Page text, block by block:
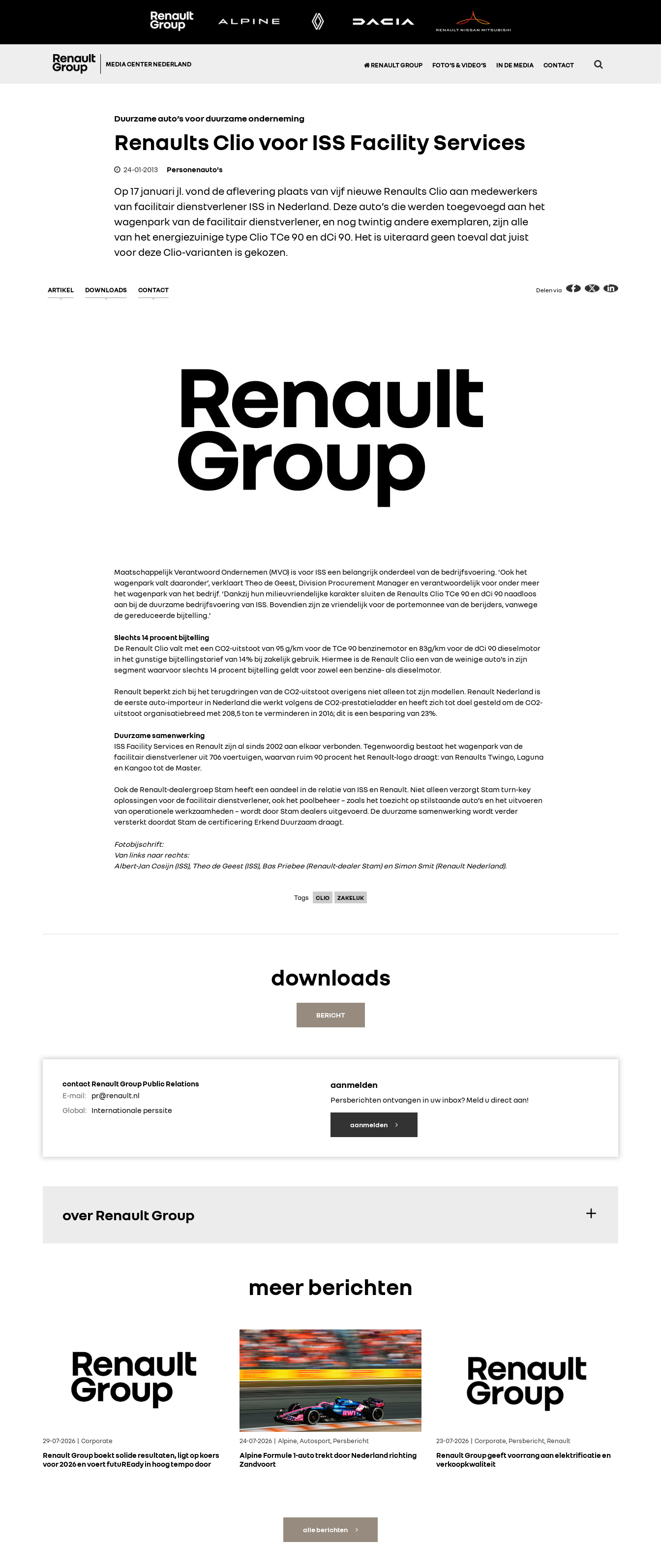
MEDIA CENTER NEDERLAND RENAULT GROUP FOTO’S & VIDEO’S IN DE MEDIA CONTACT
Duurzame auto’s voor duurzame onderneming
Renaults Clio voor ISS Facility Services
24-01-2013 Personenauto's
Op 17 januari jl. vond de aflevering plaats van vijf nieuwe Renaults Clio aan medewerkers
van facilitair dienstverlener ISS in Nederland. Deze auto’s die werden toegevoegd aan het
wagenpark van de facilitair dienstverlener, en nog twintig andere exemplaren, zijn alle
van het energiezuinige type Clio TCe 90 en dCi 90. Het is uiteraard geen toeval dat juist
voor deze Clio-varianten is gekozen.
ARTIKEL DOWNLOADS CONTACT Delen via
Maatschappelijk Verantwoord Ondernemen (MVO) is voor ISS een belangrijk onderdeel van de bedrijfsvoering. ‘Ook het
wagenpark valt daaronder’, verklaart Theo de Geest, Division Procurement Manager en verantwoordelijk voor onder meer
het wagenpark van het bedrijf. ‘Dankzij hun milieuvriendelijke karakter sluiten de Renaults Clio TCe 90 en dCi 90 naadloos
aan bij de duurzame bedrijfsvoering van ISS. Bovendien zijn ze vriendelijk voor de portemonnee van de berijders, vanwege
de gereduceerde bijtelling.’
Slechts 14 procent bijtelling
De Renault Clio valt met een CO2-uitstoot van 95 g/km voor de TCe 90 benzinemotor en 83g/km voor de dCi 90 dieselmotor
in het gunstige bijtellingstarief van 14% bij zakelijk gebruik. Hiermee is de Renault Clio een van de weinige auto’s in zijn
segment waarvoor slechts 14 procent bijtelling geldt voor zowel een benzine- als dieselmotor.
Renault beperkt zich bij het terugdringen van de CO2-uitstoot overigens niet alleen tot zijn modellen. Renault Nederland is
de eerste auto-importeur in Nederland die werkt volgens de CO2-prestatieladder en heeft zich tot doel gesteld om de CO2-
uitstoot organisatiebreed met 208,5 ton te verminderen in 2016; dit is een besparing van 23%.
Duurzame samenwerking
ISS Facility Services en Renault zijn al sinds 2002 aan elkaar verbonden. Tegenwoordig bestaat het wagenpark van de
facilitair dienstverlener uit 706 voertuigen, waarvan ruim 90 procent het Renault-logo draagt: van Renaults Twingo, Laguna
en Kangoo tot de Master.
Ook de Renault-dealergroep Stam heeft een aandeel in de relatie van ISS en Renault. Niet alleen verzorgt Stam turn-key
oplossingen voor de facilitair dienstverlener, ook het poolbeheer – zoals het toezicht op stilstaande auto’s en het uitvoeren
van operationele werkzaamheden – wordt door Stam dealers uitgevoerd. De duurzame samenwerking wordt verder
versterkt doordat Stam de certificering Erkend Duurzaam draagt.
Fotobijschrift:
Van links naar rechts:
Albert-Jan Cosijn (ISS), Theo de Geest (ISS), Bas Priebee (Renault-dealer Stam) en Simon Smit (Renault Nederland).
Tags CLIO ZAKELIJK
downloads
BERICHT
contact Renault Group Public Relations
E-mail:
pr@renault.nl
Global:
Internationale perssite
aanmelden
Persberichten ontvangen in uw inbox? Meld u direct aan!
aanmelden
over Renault Group
meer berichten
29-07-2026 | Corporate
Renault Group boekt solide resultaten, ligt op koers
voor 2026 en voert futuREady in hoog tempo door
24-07-2026 | Alpine, Autosport, Persbericht
Alpine Formule 1-auto trekt door Nederland richting
Zandvoort
23-07-2026 | Corporate, Persbericht, Renault
Renault Group geeft voorrang aan elektrificatie en
verkoopkwaliteit
alle berichten